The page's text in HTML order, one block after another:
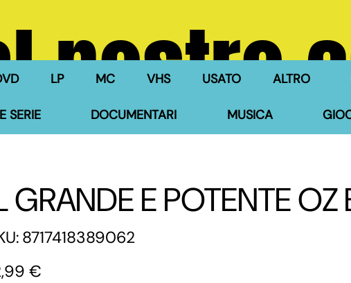
LP MC VHS USATO ALTRO
SERIE DOCUMENTARI MUSICA
nostro
GRANDE E POTENTE
SKU
8717418389062
8717418389062
€